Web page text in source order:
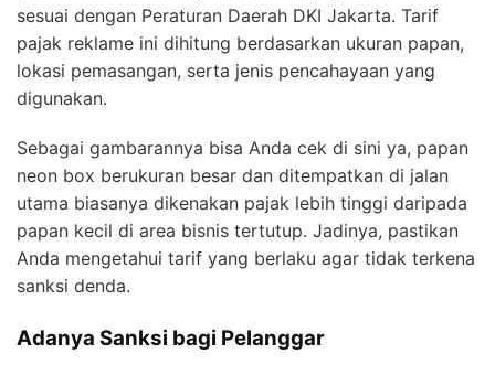
sesuai dengan Peraturan Daerah DKI Jakarta. Tarif
pajak reklame ini dihitung berdasarkan ukuran papan,
lokasi pemasangan, serta jenis pencahayaan yang
digunakan.
Sebagai gambarannya bisa Anda cek di sini ya, papan
neon box berukuran besar dan ditempatkan di jalan
utama biasanya dikenakan pajak lebih tinggi daripada
papan kecil di area bisnis tertutup. Jadinya, pastikan
Anda mengetahui tarif yang berlaku agar tidak terkena
sanksi denda.
Adanya Sanksi bagi Pelanggar